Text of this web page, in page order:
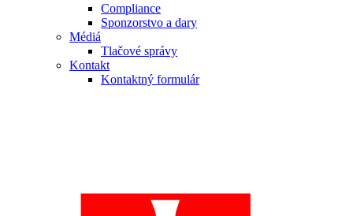
Compliance
Sponzorstvo a dary
Médiá
Tlačové správy
Kontakt
Kontaktný formulár